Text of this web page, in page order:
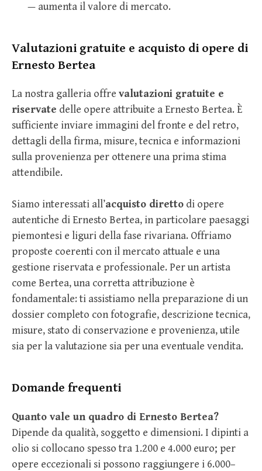
— aumenta il valore di mercato.
Valutazioni gratuite e acquisto di opere di
Ernesto Bertea
La nostra galleria offre valutazioni gratuite e
riservate delle opere attribuite a Ernesto Bertea. È
sufficiente inviare immagini del fronte e del retro,
dettagli della firma, misure, tecnica e informazioni
sulla provenienza per ottenere una prima stima
attendibile.
Siamo interessati all’acquisto diretto di opere
autentiche di Ernesto Bertea, in particolare paesaggi
piemontesi e liguri della fase rivariana. Offriamo
proposte coerenti con il mercato attuale e una
gestione riservata e professionale. Per un artista
come Bertea, una corretta attribuzione è
fondamentale: ti assistiamo nella preparazione di un
dossier completo con fotografie, descrizione tecnica,
misure, stato di conservazione e provenienza, utile
sia per la valutazione sia per una eventuale vendita.
Domande frequenti
Quanto vale un quadro di Ernesto Bertea?
Dipende da qualità, soggetto e dimensioni. I dipinti a
olio si collocano spesso tra 1.200 e 4.000 euro; per
opere eccezionali si possono raggiungere i 6.000–